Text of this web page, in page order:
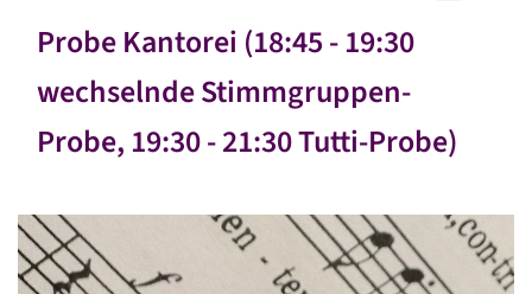
Probe Kantorei (18:45 - 19:30
wechselnde Stimmgruppen-
Probe, 19:30 - 21:30 Tutti-Probe)